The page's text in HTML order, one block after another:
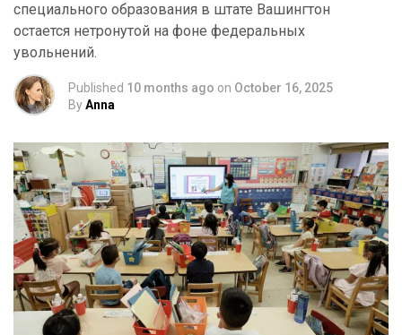
специального образования в штате Вашингтон
остается нетронутой на фоне федеральных
увольнений.
Published 10 months ago on October 16, 2025
ByAnna